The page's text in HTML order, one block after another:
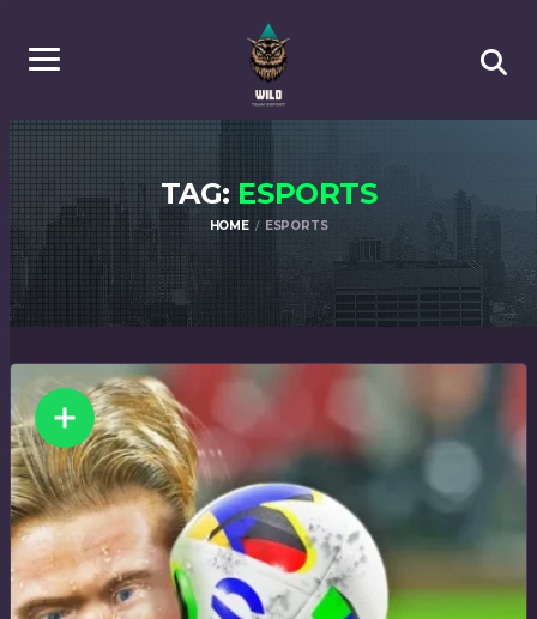
TAG: ESPORTS
HOME ESPORTS